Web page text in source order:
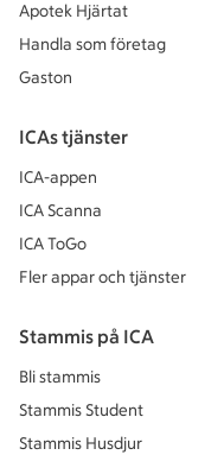
Apotek Hjärtat
Handla som företag
Gaston
ICAs tjänster
ICA-appen
ICA Scanna
ICA ToGo
Fler appar och tjänster
Stammis på ICA
Bli stammis
Stammis Student
Stammis Husdjur